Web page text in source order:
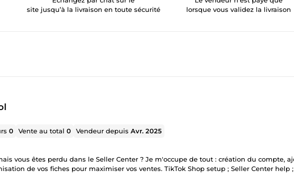
site jusqu’à la livraison en toute sécurité
lorsque vous validez la livraison
0 Vente au total0 Vendeur depuisAvr. 2025
vous êtes perdu dans le Seller Center ? Je m'occupe de tout : création du compte,
de vos fiches pour maximiser vos ventes. TikTok Shop setup ; Seller Center help